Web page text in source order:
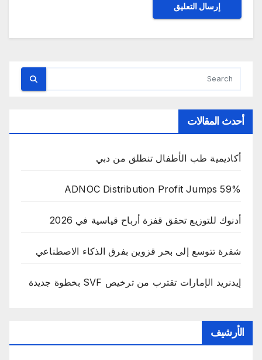
أحدث المقالات
أكاديمية طب الأطفال تنطلق من دبي
ADNOC Distribution Profit Jumps 59%
أدنوك للتوزيع تحقق قفزة أرباح قياسية في 2026
شفرة تتوسع إلى بحر قزوين بفرق الذكاء الاصطناعي
إيدنريد الإمارات تقترب من ترخيص SVF بخطوة جديدة
الأرشيف